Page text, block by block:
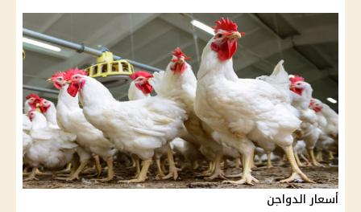
أسعار الدواجن